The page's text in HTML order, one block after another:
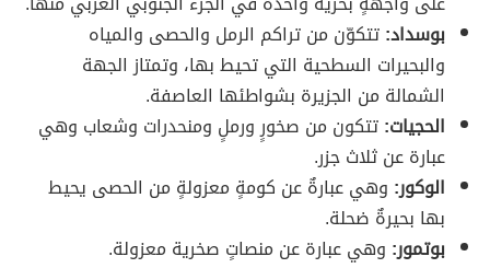
بوسداد:تتكوّن من تراكم الرمل والحصى والمياه
والبحيرات السطحية التي تحيط بها، وتمتاز الجهة
الشمالة من الجزيرة بشواطئها العاصفة.
الحجيات:تتكون من صخورٍ ورملٍ ومنحدرات وشعاب وهي
عبارة عن ثلاث جزر.
الوكور: وهي عبارةٌ عن كومةٍ معزولةٍ من الحصى يحيط
بها بحيرةٌ ضحلة.
بوتمور: وهي عبارة عن منصاتٍ صخرية معزولة.